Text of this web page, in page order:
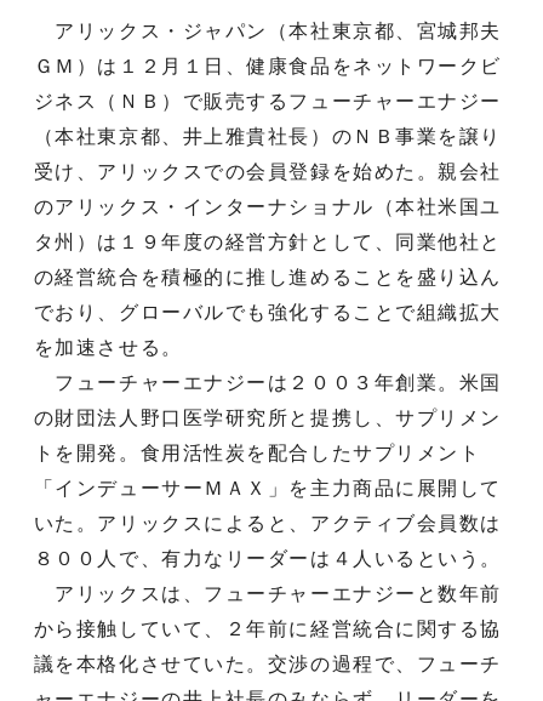
アリックス・ジャパン（本社東京都、宮城邦夫
ＧＭ）は１２月１日、健康食品をネットワークビ
ジネス（ＮＢ）で販売するフューチャーエナジー
（本社東京都、井上雅貴社長）のＮＢ事業を譲り
受け、アリックスでの会員登録を始めた。親会社
のアリックス・インターナショナル（本社米国ユ
タ州）は１９年度の経営方針として、同業他社と
の経営統合を積極的に推し進めることを盛り込ん
でおり、グローバルでも強化することで組織拡大
を加速させる。
フューチャーエナジーは２００３年創業。米国
の財団法人野口医学研究所と提携し、サプリメン
トを開発。食用活性炭を配合したサプリメント
「インデューサーＭＡＸ」を主力商品に展開して
いた。アリックスによると、アクティブ会員数は
８００人で、有力なリーダーは４人いるという。
アリックスは、フューチャーエナジーと数年前
から接触していて、２年前に経営統合に関する協
議を本格化させていた。交渉の過程で、フューチ